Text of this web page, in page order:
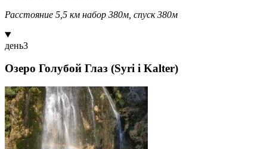
Расстояние 5,5 км набор 380м, спуск 380м
день3
Озеро Голубой Глаз (Syri i Kalter)